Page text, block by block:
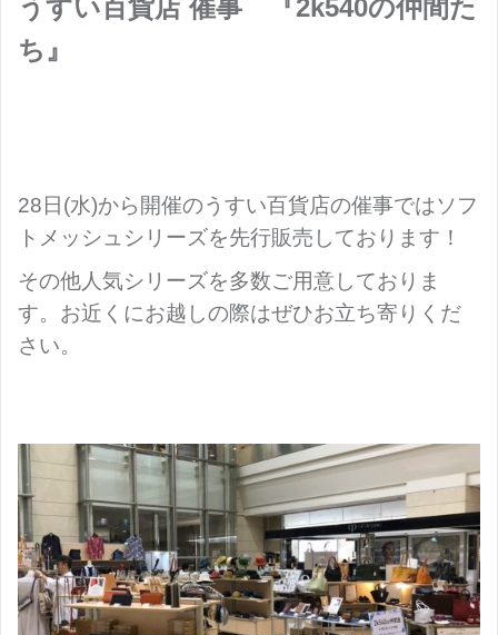
うすい百貨店 催事 『2k540の仲間た
ち』
28日(水)から開催のうすい百貨店の催事ではソフ
トメッシュシリーズを先行販売しております！
その他人気シリーズを多数ご用意しておりま
す。お近くにお越しの際はぜひお立ち寄りくだ
さい。